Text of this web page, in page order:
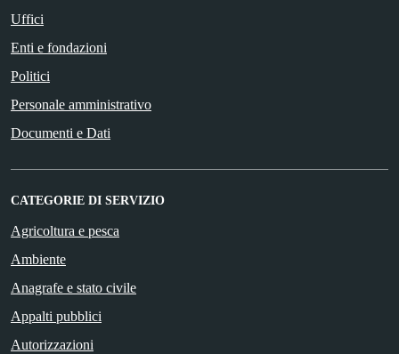
Uffici
Enti e fondazioni
Politici
Personale amministrativo
Documenti e Dati
CATEGORIE DI SERVIZIO
Agricoltura e pesca
Ambiente
Anagrafe e stato civile
Appalti pubblici
Autorizzazioni